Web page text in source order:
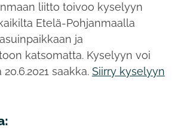
liitto toivoo kyselyyn
Etelä-Pohjanmaalla
ja
katsomatta. Kyselyyn voi
saakka. Siirry kyselyyn